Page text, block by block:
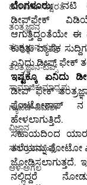
ಹಣಕಾಸು-ಸಾಕ್ಷರತೆ
ತಂತ್ರಜ್ಞಾನ
ತಂತ್ರಜ್ಞಾನ-ಸುದ್ದಿ
ತಂತ್ರಜ್ಞಾನ-ಟಿಪ್ಸ್
ಸಾಮಾಜಿಕ ಮಾಧ್ಯಮ
ಗ್ಯಾಜೆಟ್-ವಿಮರ್ಶೆ
ವಿಜ್ಞಾನ
ಸಮಗ್ರ-ಮಾಹಿತಿ
ಆಳ-ಅಗಲ
ಬೆಂಗಳೂರು: ನಟಿ
ಡೀಪ್‌ಫೇಕ್ ವಿಡಿಯೋ ವ್ಯಾಪಕ ವೈರಲ್
ಆಗುತ್ತಿದ್ದಂತೆಯೇ ಈ
ಕುರಿತು ವ್ಯಾಪಕ
ಏನಿದು ಡೀಪ್ ಫೇಕ್
ಇಷ್ಟಕ್ಕೂ ಏನಿದು
ಡೀಪ್ ಫೇಕ್
ಫೋಟೋಶಾಪ್ ನ
ಸಹಾಯದಿಂದ
ತಲೆಯನ್ನು ಫೋಟೋ ಎಡಿಟಿಂಗ್‌
ಜೋಡಿಸಲಾಗುತ್ತದೆ.
ನಲ್ಲಿದ್ದರೆ